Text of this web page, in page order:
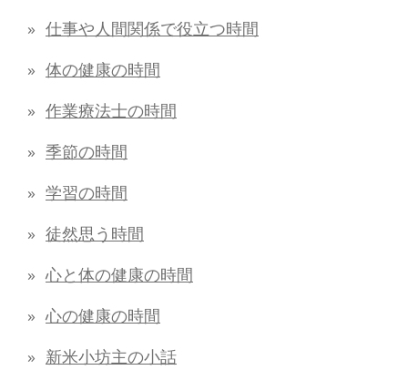
仕事や人間関係で役立つ時間
体の健康の時間
作業療法士の時間
季節の時間
学習の時間
徒然思う時間
心と体の健康の時間
心の健康の時間
新米小坊主の小話